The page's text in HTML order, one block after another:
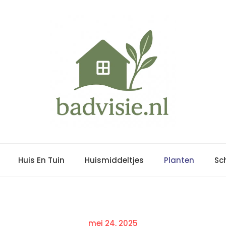
Huis En Tuin Huismiddeltjes Planten
Posted
mei 24, 2025